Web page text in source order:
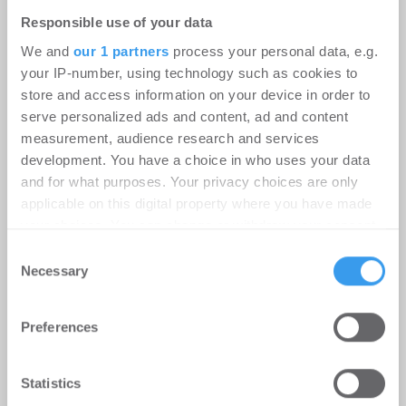
Responsible use of your data
We and our 1 partners process your personal data, e.g.
your IP-number, using technology such as cookies to
store and access information on your device in order to
serve personalized ads and content, ad and content
measurement, audience research and services
development. You have a choice in who uses your data
and for what purposes. Your privacy choices are only
applicable on this digital property where you have made
the Privacy trigger icon.
Find out more about how your personal data is processed
and set your preferences in the
We use cookies to personalise content and ads, to
provide social media features and to analyse our traffic.
Selection
Necessary
Preferences
Statistics
Instone Group: Starker operativer
Cashflow in H1; geopolitische
Unsicherheitsfaktoren dämpfen die
Login für den ganzen Artikel Wenn noch nicht
kostenlosen Account, um auf die neusten ...